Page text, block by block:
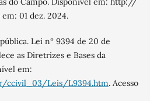
01 dez. 2024.
Lei nº 9394 de 20 de
as Diretrizes e Bases da
em:
ccivil_03/Leis/L9394.htm. Acesso